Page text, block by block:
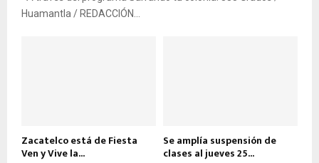
Huamantla / REDACCIÓN...
Zacatelco está de Fiesta
Ven y Vive la...
Se amplía suspensión de
clases al jueves 25...